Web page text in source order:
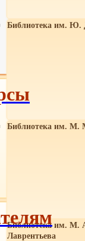
Библиотека им. Ю.
Библиотека им. М.
Библиотека им. М.
Лаврентьева